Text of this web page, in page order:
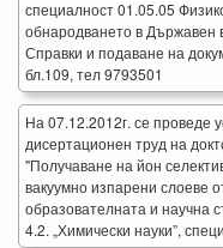
специалност 01.05.05
обнародването в Държавен
Справки и подаване на
бл.109, тел 9793501
На 07.12.2012г. се проведе
дисертационен труд на
"Получаване на йон
вакуумно изпарени слоеве
образователната и научна
4.2. „Химически науки”,